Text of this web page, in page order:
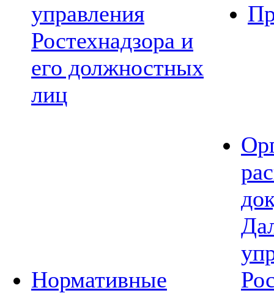
управления
Ростехнадзора и
его должностных
лиц
Нормативные